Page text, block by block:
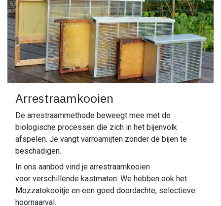
Arrestraamkooien
De arrestraammethode beweegt mee met de
biologische processen die zich in het bijenvolk
afspelen. Je vangt varroamijten zonder de bijen te
beschadigen.
In ons aanbod vind je arrestraamkooien
voor verschillende kastmaten. We hebben ook het
Mozzatokooitje en een goed doordachte, selectieve
hoornaarval.